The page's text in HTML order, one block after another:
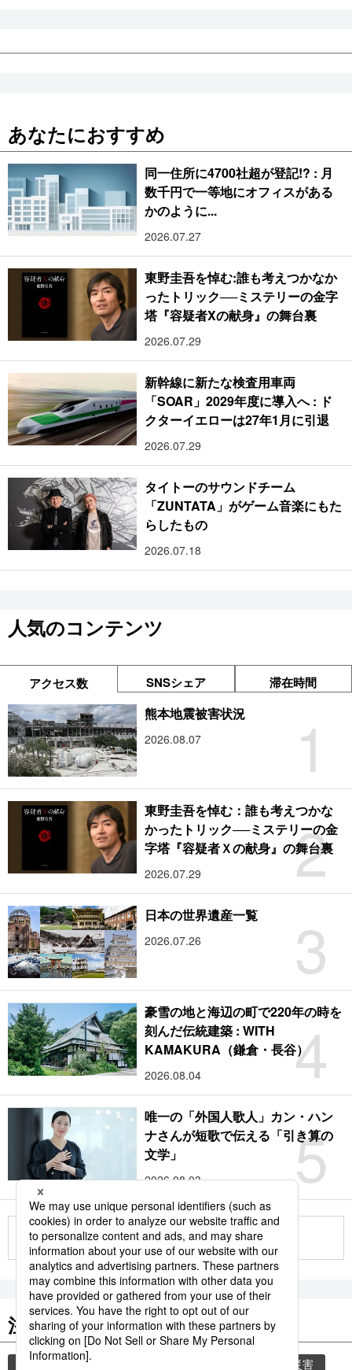
あなたにおすすめ
同一住所に4700社超が登記!? : 月
数千円で一等地にオフィスがある
かのように...
2026.07.27
東野圭吾を悼む:誰も考えつかなか
ったトリック──ミステリーの金字
塔『容疑者Xの献身』の舞台裏
2026.07.29
新幹線に新たな検査用車両
「SOAR」2029年度に導入へ : ド
クターイエローは27年1月に引退
2026.07.29
タイトーのサウンドチーム
「ZUNTATA」がゲーム音楽にもた
らしたもの
2026.07.18
人気のコンテンツ
アクセス数 SNSシェア 滞在時間
1
熊本地震被害状況
2026.08.07
2
東野圭吾を悼む：誰も考えつかな
かったトリック──ミステリーの金
字塔『容疑者Ｘの献身』の舞台裏
2026.07.29
3
日本の世界遺産一覧
2026.07.26
4
豪雪の地と海辺の町で220年の時を
刻んだ伝統建築 : WITH
KAMAKURA（鎌倉・長谷）
2026.08.04
5
唯一の「外国人歌人」カン・ハン
ナさんが短歌で伝える「引き算の
文学」
2026.08.03
もっと見る
注目のキーワード
共同通信ニュース 気象・災害